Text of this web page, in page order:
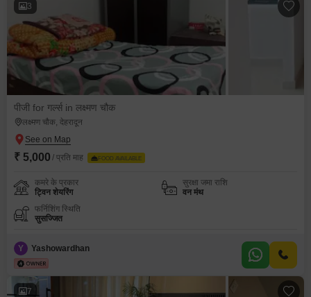
3
पीजी for गर्ल्स in लक्ष्मण चौक
लक्ष्मण चौक, देहरादून
₹ 5,000 / प्रति माह FOOD AVAILABLE
कमरे के प्रकार
ट्विन शेयरिंग
सुरक्षा जमा राशि
वन मंथ
फर्निशिंग स्थिति
सुसज्जित
Y Yashowardhan
7